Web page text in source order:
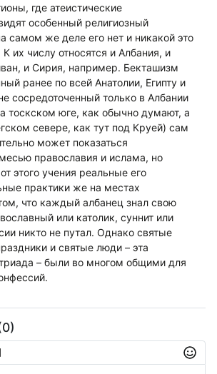
где атеистические
особенный религиозный
самом же деле его нет и никакой это
их числу относятся и Албания, и
и Сирия, например. Бекташизм
ранее по всей Анатолии, Египту и
сосредоточенный только в Албании
тоскском юге, как обычно думают, а
севере, как тут под Круей) сам
может показаться
православия и ислама, но
этого учения реальные его
практики же на местах
что каждый албанец знал свою
или католик, суннит или
никто не путал. Однако святые
и святые люди – эта
– были во многом общими для